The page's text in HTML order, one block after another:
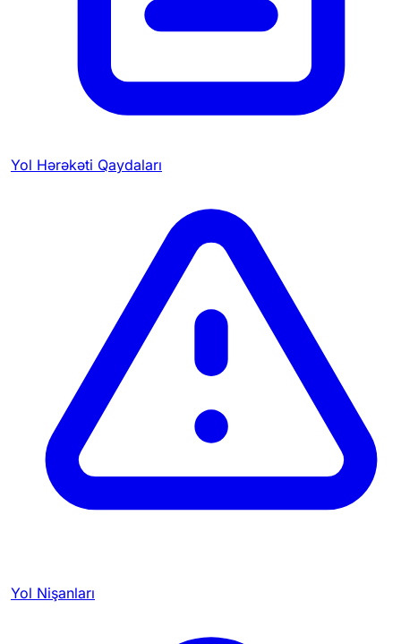
Yol Hərəkəti Qaydaları
Yol Nişanları